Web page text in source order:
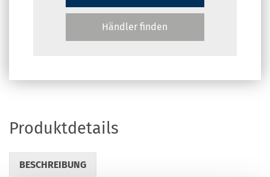
Händler finden
Produktdetails
BESCHREIBUNG